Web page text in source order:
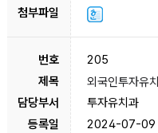
205
외국인투자유
투자유치과
2024-07-09